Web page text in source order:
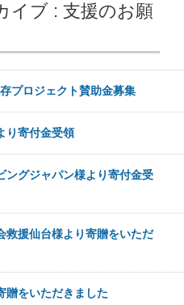
イブ : 支援のお願
プロジェクト賛助金募集
り寄付金受領
ングジャパン様より寄付金受
救援仙台様より寄贈をいただ
贈をいただきました